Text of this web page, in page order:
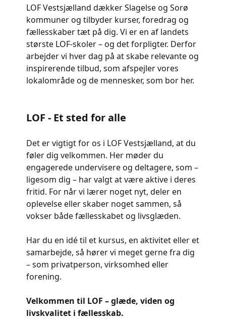
LOF Vestsjælland dækker Slagelse og Sorø
kommuner og tilbyder kurser, foredrag og
fællesskaber tæt på dig. Vi er en af landets
største LOF-skoler – og det forpligter. Derfor
arbejder vi hver dag på at skabe relevante og
inspirerende tilbud, som afspejler vores
lokalområde og de mennesker, som bor her.
LOF - Et sted for alle
Det er vigtigt for os i LOF Vestsjælland, at du
føler dig velkommen. Her møder du
engagerede undervisere og deltagere, som –
ligesom dig – har valgt at være aktive i deres
fritid. For når vi lærer noget nyt, deler en
oplevelse eller skaber noget sammen, så
vokser både fællesskabet og livsglæden.
Har du en idé til et kursus, en aktivitet eller et
samarbejde, så hører vi meget gerne fra dig
– som privatperson, virksomhed eller
forening.
Velkommen til LOF – glæde, viden og
livskvalitet i fællesskab.